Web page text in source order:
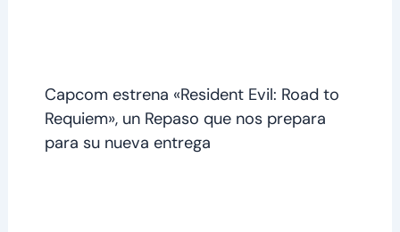
Capcom estrena «Resident Evil: Road to
Requiem», un Repaso que nos prepara
para su nueva entrega